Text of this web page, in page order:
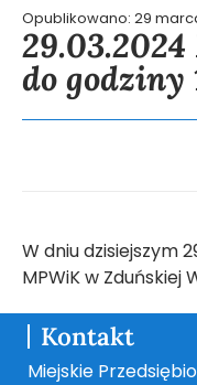
Opublikowano: 29
do godziny
W dniu dzisiejszym
MPWiK w Zduńskiej
Kontakt
Miejskie